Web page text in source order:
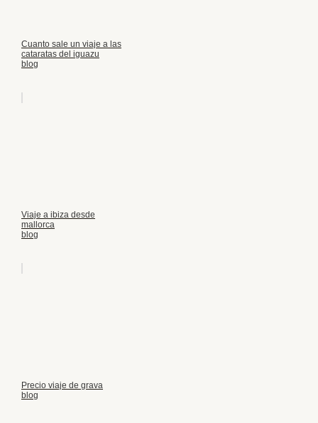
Cuanto sale un viaje a las
cataratas del iguazu
blog
Viaje a ibiza desde
mallorca
blog
Precio viaje de grava
blog